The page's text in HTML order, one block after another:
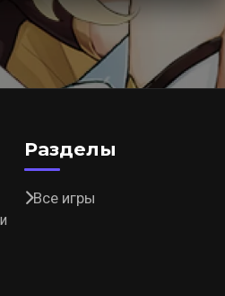
Разделы
Все игры